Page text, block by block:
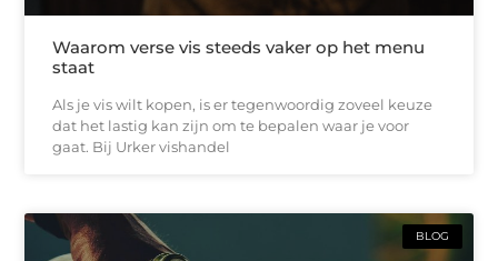
Waarom verse vis steeds vaker op het menu
staat
Als je vis wilt kopen, is er tegenwoordig zoveel keuze
dat het lastig kan zijn om te bepalen waar je voor
gaat. Bij Urker vishandel
BLOG